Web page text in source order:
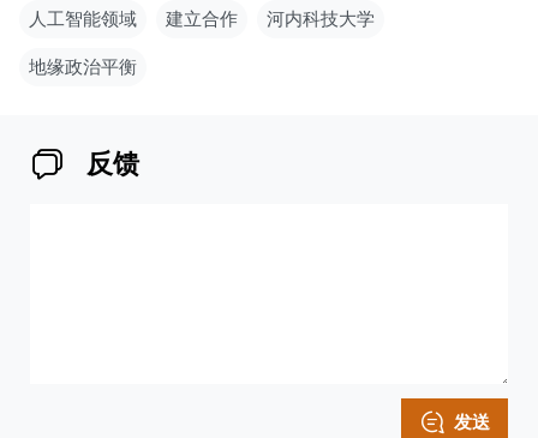
人工智能领域 建立合作 河内科技大学
地缘政治平衡
反馈
发送